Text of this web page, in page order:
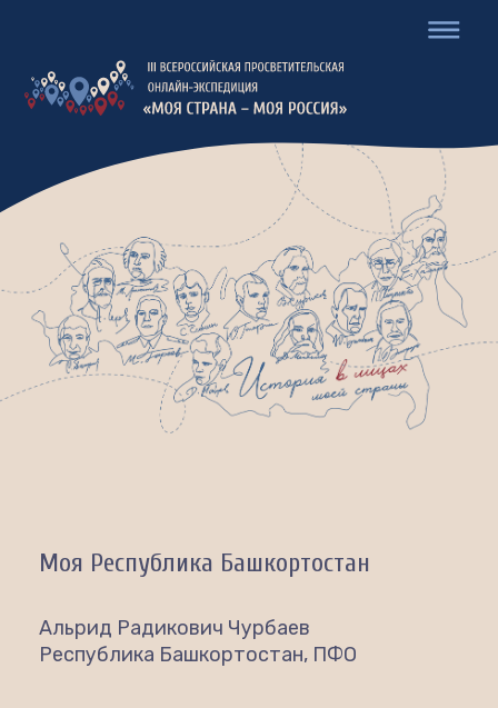
Моя Республика Башкортостан
Альрид Радикович Чурбаев
Республика Башкортостан, ПФО